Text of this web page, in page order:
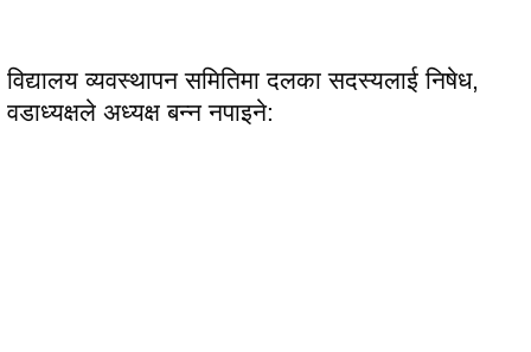
विद्यालय व्यवस्थापन समितिमा दलका सदस्यलाई निषेध,
वडाध्यक्षले अध्यक्ष बन्न नपाइने: